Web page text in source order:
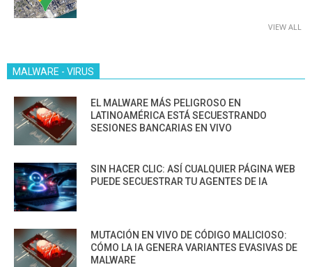
VIEW ALL
MALWARE - VIRUS
EL MALWARE MÁS PELIGROSO EN
LATINOAMÉRICA ESTÁ SECUESTRANDO
SESIONES BANCARIAS EN VIVO
SIN HACER CLIC: ASÍ CUALQUIER PÁGINA WEB
PUEDE SECUESTRAR TU AGENTES DE IA
MUTACIÓN EN VIVO DE CÓDIGO MALICIOSO:
CÓMO LA IA GENERA VARIANTES EVASIVAS DE
MALWARE